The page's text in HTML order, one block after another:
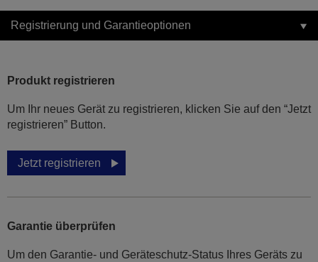
Registrierung und Garantieoptionen
Produkt registrieren
Um Ihr neues Gerät zu registrieren, klicken Sie auf den “Jetzt
registrieren” Button.
Jetzt registrieren
Garantie überprüfen
Um den Garantie- und Geräteschutz-Status Ihres Geräts zu